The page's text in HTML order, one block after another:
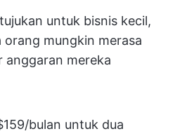
untuk bisnis kecil,
mungkin merasa
anggaran mereka
bulan untuk dua